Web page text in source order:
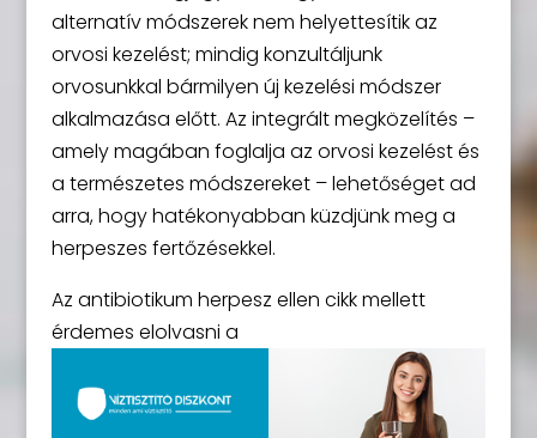
alternatív módszerek nem helyettesítik az
orvosi kezelést; mindig konzultáljunk
orvosunkkal bármilyen új kezelési módszer
alkalmazása előtt. Az integrált megközelítés –
amely magában foglalja az orvosi kezelést és
a természetes módszereket – lehetőséget ad
arra, hogy hatékonyabban küzdjünk meg a
herpeszes fertőzésekkel.
Az antibiotikum herpesz ellen cikk mellett
érdemes elolvasni a